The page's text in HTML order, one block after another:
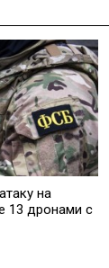
на
13 дронами с